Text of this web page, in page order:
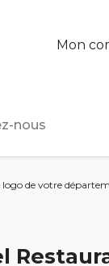
Mon
nous
de votre